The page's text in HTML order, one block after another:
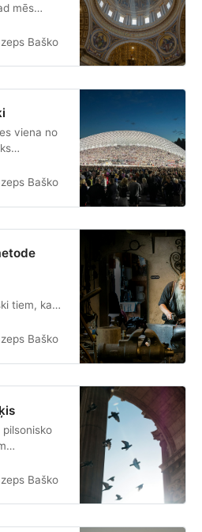
mēs
Baško
viena no
radītā
ir jau
Baško
tiem, kas
gaidāmo,
Baško
risināmas,
Baško